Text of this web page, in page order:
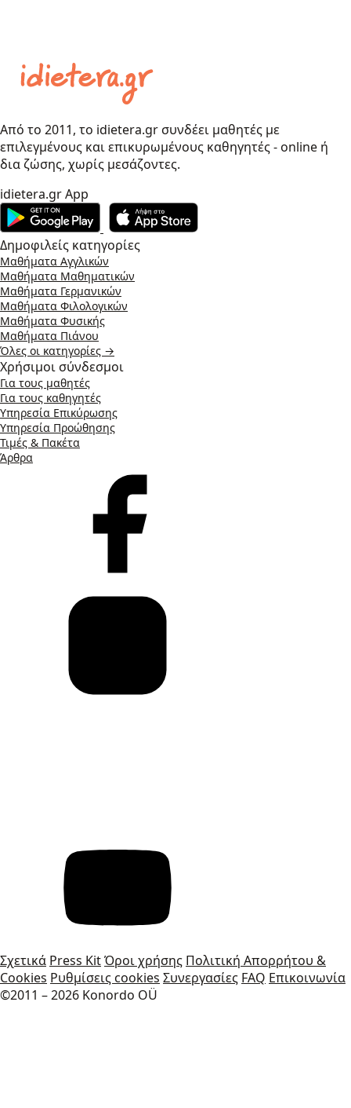
Από το 2011, το idietera.gr συνδέει μαθητές με
επιλεγμένους και επικυρωμένους καθηγητές - online ή
δια ζώσης, χωρίς μεσάζοντες.
idietera.gr App
Δημοφιλείς κατηγορίες
Μαθήματα Αγγλικών
Μαθήματα Μαθηματικών
Μαθήματα Γερμανικών
Μαθήματα Φιλολογικών
Μαθήματα Φυσικής
Μαθήματα Πιάνου
Όλες οι κατηγορίες →
Χρήσιμοι σύνδεσμοι
Για τους μαθητές
Για τους καθηγητές
Υπηρεσία Επικύρωσης
Υπηρεσία Προώθησης
Τιμές & Πακέτα
Άρθρα
Σχετικά Press KitΌροι χρήσης Πολιτική Απορρήτου &
Cookies Ρυθμίσεις cookies Συνεργασίες FAQ Επικοινωνία
©2011 – 2026 Konordo OÜ